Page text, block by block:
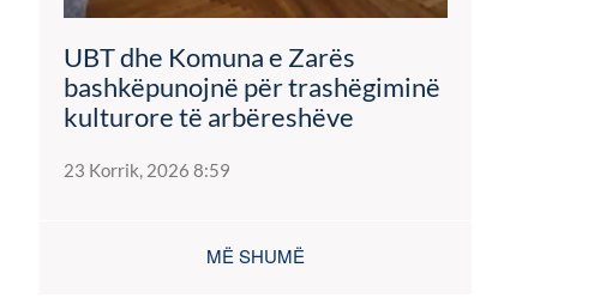
UBT dhe Komuna e Zarës
bashkëpunojnë për trashëgiminë
kulturore të arbëreshëve
23 Korrik, 2026 8:59
MË SHUMË